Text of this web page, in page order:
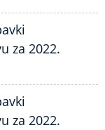
za 2022.
za 2022.